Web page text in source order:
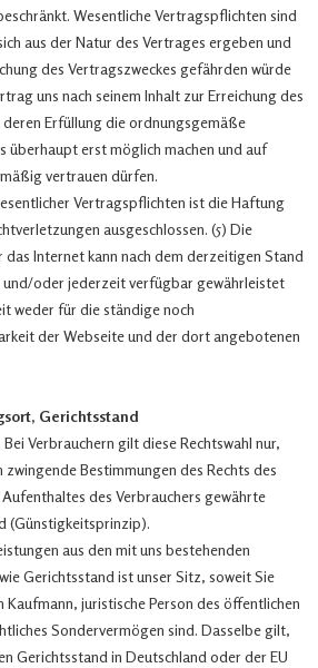
Wesentliche Vertragspflichten sind
aus der Natur des Vertrages ergeben und
des Vertragszweckes gefährden würde
uns nach seinem Inhalt zur Erreichung des
Erfüllung die ordnungsgemäße
überhaupt erst möglich machen und auf
vertrauen dürfen.
Vertragspflichten ist die Haftung
ausgeschlossen. (5) Die
Internet kann nach dem derzeitigen Stand
und/oder jederzeit verfügbar gewährleistet
weder für die ständige noch
der Webseite und der dort angebotenen
Gerichtsstand
Verbrauchern gilt diese Rechtswahl nur,
Bestimmungen des Rechts des
des Verbrauchers gewährte
(Günstigkeitsprinzip).
aus den mit uns bestehenden
Gerichtsstand ist unser Sitz, soweit Sie
Kaufmann, juristische Person des öffentlichen
Sondervermögen sind. Dasselbe gilt,
Gerichtsstand in Deutschland oder der EU